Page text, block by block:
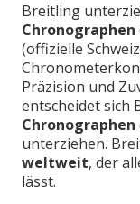
Breitling
Chronographen
(offizielle
Präzision und
entscheidet sich
Chronographen
unterziehen.
weltweit, der
lässt.